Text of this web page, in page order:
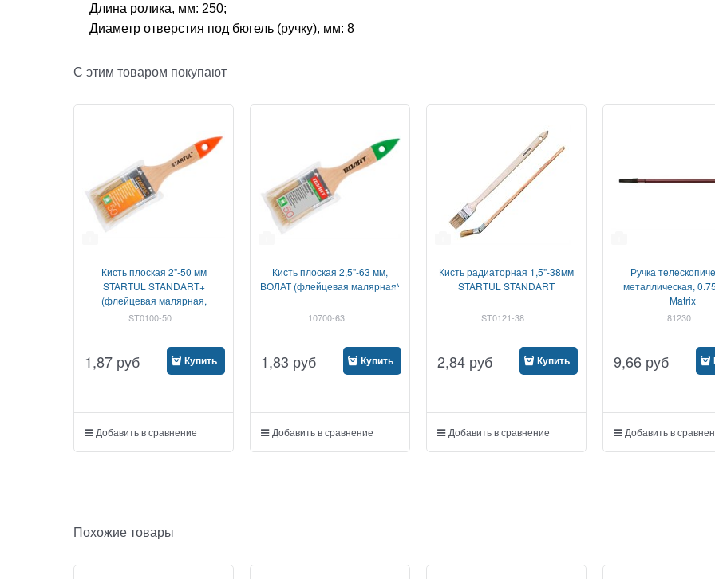
Длина ролика, мм: 250;
Диаметр отверстия под бюгель (ручку), мм: 8
С этим товаром покупают
Кисть плоская 2"-50 мм
STARTUL STANDART+
(флейцевая малярная,
удлиненная щетина,
ST0100-50
1,87 руб Купить
Добавить в сравнение
Кисть плоская 2,5"-63 мм,
ВОЛАТ (флейцевая малярная)
10700-63
1,83 руб Купить
Добавить в сравнение
Кисть радиаторная 1,5"-38мм
STARTUL STANDART
ST0121-38
2,84 руб Купить
Добавить в сравнение
Ручка
металлическая,
Matrix
81230
9,66 руб
Добавить в
Похожие товары